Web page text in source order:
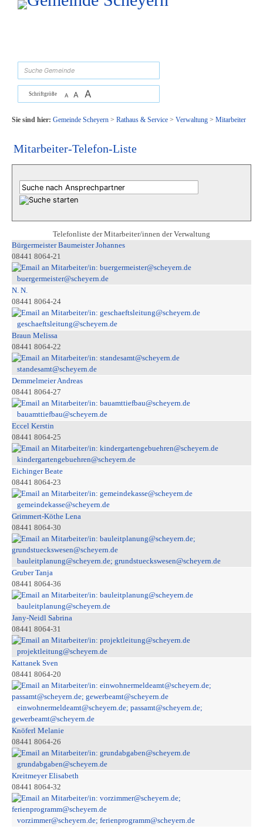
Zum Inhalt, zur Navigationoder zur Startseite springen.
Schriftgröße A A A
Sie sind hier: Gemeinde Scheyern> Rathaus & Service> Verwaltung> Mitarbeiter
Mitarbeiter-Telefon-Liste
Telefonliste der Mitarbeiter/innen der Verwaltung
Bürgermeister Baumeister Johannes
08441 8064-21
buergermeister@scheyern.de
N. N.
08441 8064-24
geschaeftsleitung@scheyern.de
Braun Melissa
08441 8064-22
standesamt@scheyern.de
Demmelmeier Andreas
08441 8064-27
bauamttiefbau@scheyern.de
Eccel Kerstin
08441 8064-25
kindergartengebuehren@scheyern.de
Eichinger Beate
08441 8064-23
gemeindekasse@scheyern.de
Grimmert-Köthe Lena
08441 8064-30
bauleitplanung@scheyern.de; grundstueckswesen@scheyern.de
Gruber Tanja
08441 8064-36
bauleitplanung@scheyern.de
Jany-Neidl Sabrina
08441 8064-31
projektleitung@scheyern.de
Kattanek Sven
08441 8064-20
einwohnermeldeamt@scheyern.de; passamt@scheyern.de;
gewerbeamt@scheyern.de
Knöferl Melanie
08441 8064-26
grundabgaben@scheyern.de
Kreitmeyer Elisabeth
08441 8064-32
vorzimmer@scheyern.de; ferienprogramm@scheyern.de